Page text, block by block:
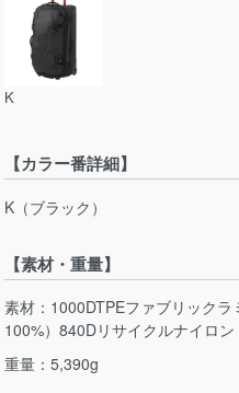
K
【カラー番詳細】
K（ブラック）
【素材・重量】
素材：1000DTPEファブリック
100%）840Dリサイクルナイロン
重量：5,390g